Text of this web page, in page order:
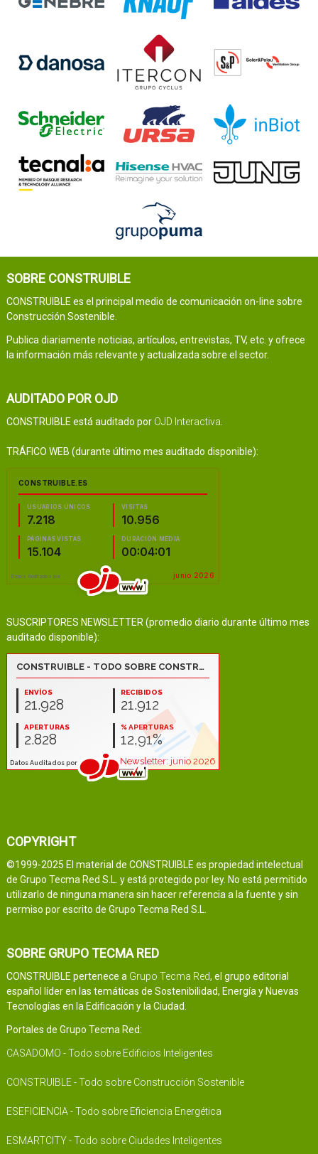
SOBRE CONSTRUIBLE
CONSTRUIBLE es el principal medio de comunicación on-line sobre
Construcción Sostenible.
Publica diariamente noticias, artículos, entrevistas, TV, etc. y ofrece
la información más relevante y actualizada sobre el sector.
AUDITADO POR OJD
CONSTRUIBLE está auditado por OJD Interactiva.
TRÁFICO WEB (durante último mes auditado disponible):
SUSCRIPTORES NEWSLETTER (promedio diario durante último mes
auditado disponible):
COPYRIGHT
©1999-2025 El material de CONSTRUIBLE es propiedad intelectual
de Grupo Tecma Red S.L. y está protegido por ley. No está permitido
utilizarlo de ninguna manera sin hacer referencia a la fuente y sin
permiso por escrito de Grupo Tecma Red S.L.
SOBRE GRUPO TECMA RED
CONSTRUIBLE pertenece a Grupo Tecma Red, el grupo editorial
español líder en las temáticas de Sostenibilidad, Energía y Nuevas
Tecnologías en la Edificación y la Ciudad.
Portales de Grupo Tecma Red:
CASADOMO - Todo sobre Edificios Inteligentes
CONSTRUIBLE - Todo sobre Construcción Sostenible
ESEFICIENCIA - Todo sobre Eficiencia Energética
ESMARTCITY - Todo sobre Ciudades Inteligentes